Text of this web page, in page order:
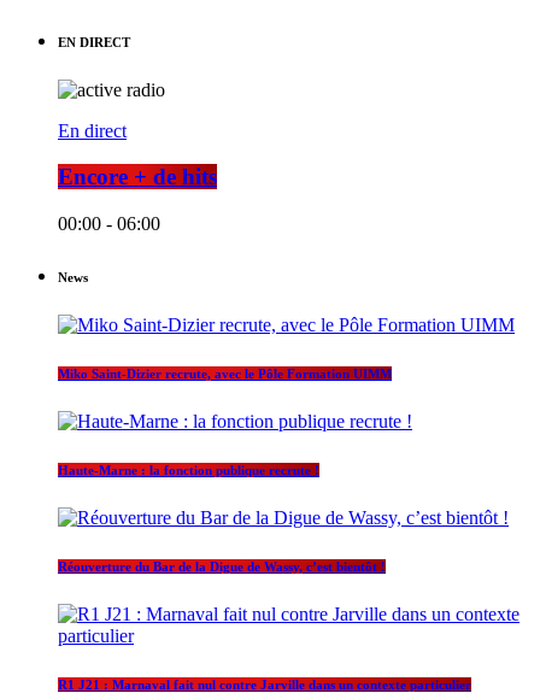
EN DIRECT
En direct
Encore + de hits
00:00 - 06:00
News
Miko Saint-Dizier recrute, avec le Pôle Formation UIMM
Haute-Marne : la fonction publique recrute !
Réouverture du Bar de la Digue de Wassy, c’est bientôt !
R1 J21 : Marnaval fait nul contre Jarville dans un contexte particulier